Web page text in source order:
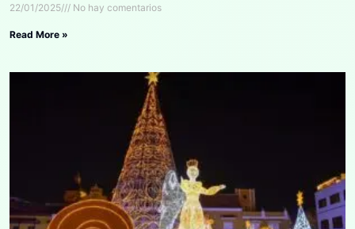
22/01/2025 No hay comentarios
Read More »